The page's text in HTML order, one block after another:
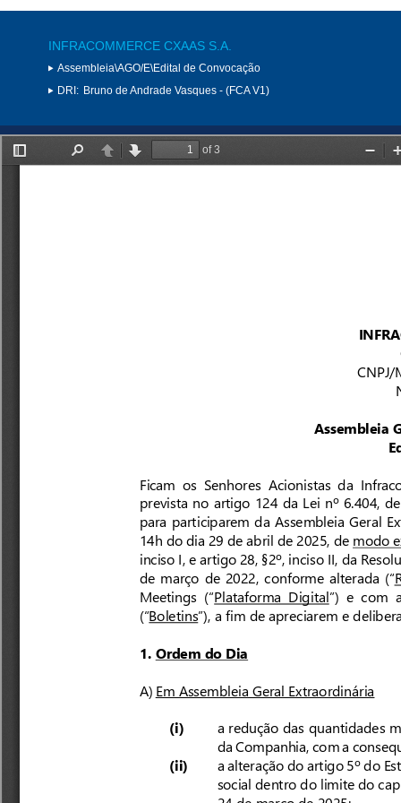
INFRACOMMERCE CXAAS S.A.
Assembleia\AGO/E\Edital de Convocação
DRI: Bruno de Andrade Vasques - (FCA V1)